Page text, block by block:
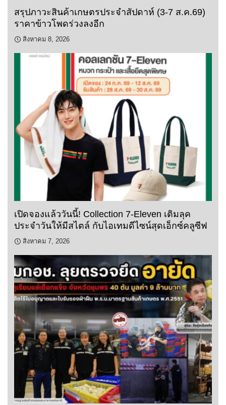
สรุปภาวะสินค้าเกษตรประจำสัปดาห์ (3-7 ส.ค.69)
ราคาข้าวโพดร่วงลงอีก
สิงหาคม 8, 2026
เปิดจองแล้ววันนี้! Collection 7-Eleven เติมลุค
ประจำวันให้มีสไตล์ กับไอเทมดีไซน์สุดเอ็กซ์คลูซีฟ
สิงหาคม 7, 2026